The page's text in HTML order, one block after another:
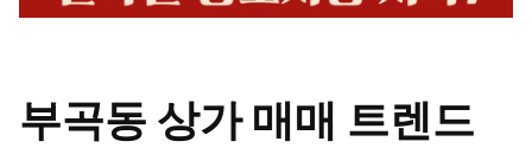
부곡동 상가 매매 트렌드